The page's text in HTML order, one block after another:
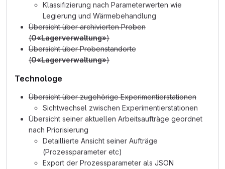
Klassifizierung nach Parameterwerten wie
Legierung und Wärmebehandlung
Übersicht über archivierten Proben
(O«Lagerverwaltung»)
Übersicht über Probenstandorte
(O«Lagerverwaltung»)
Technologe
Übersicht über zugehörige Experimentierstationen
Sichtwechsel zwischen Experimentierstationen
Übersicht seiner aktuellen Arbeitsaufträge geordnet
nach Priorisierung
Detaillierte Ansicht seiner Aufträge
(Prozessparameter etc)
Export der Prozessparameter als JSON